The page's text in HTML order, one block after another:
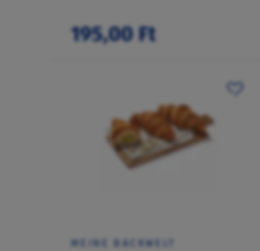
195,00 Ft
MEINE BACKWELT